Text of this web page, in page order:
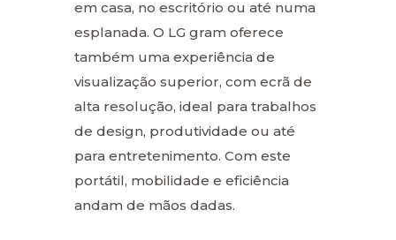
em casa, no escritório ou até numa
esplanada. O LG gram oferece
também uma experiência de
visualização superior, com ecrã de
alta resolução, ideal para trabalhos
de design, produtividade ou até
para entretenimento. Com este
portátil, mobilidade e eficiência
andam de mãos dadas.